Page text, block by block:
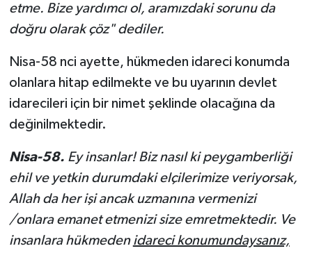
etme. Bize yardımcı ol, aramızdaki sorunu da
doğru olarak çöz" dediler.
Nisa-58 nci ayette, hükmeden idareci konumda
olanlara hitap edilmekte ve bu uyarının devlet
idarecileri için bir nimet şeklinde olacağına da
değinilmektedir.
Nisa-58. Ey insanlar! Biz nasıl ki peygamberliği
ehil ve yetkin durumdaki elçilerimize veriyorsak,
Allah da her işi ancak uzmanına ve­rmenizi
/onlara emanet etmenizi size emretmektedir. Ve
insanlara hükmeden idareci konumundaysanız,